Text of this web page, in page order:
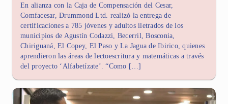
En alianza con la Caja de Compensación del Cesar,
Comfacesar, Drummond Ltd. realizó la entrega de
certificaciones a 785 jóvenes y adultos iletrados de los
municipios de Agustín Codazzi, Becerril, Bosconia,
Chiriguaná, El Copey, El Paso y La Jagua de Ibirico, quienes
aprendieron las áreas de lectoescritura y matemáticas a través
del proyecto ‘Alfabetízate’. “Como […]